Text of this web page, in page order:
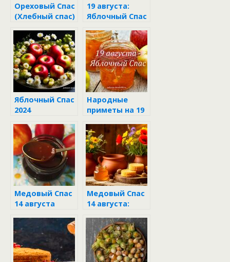
Ореховый Спас
(Хлебный спас)
19 августа:
Яблочный Спас
яблоки
становятся
волшебными!
Яблочный Спас
2024
Народные
приметы на 19
Яблочного
Спаса
Медовый Спас
14 августа
Медовый Спас
14 августа:
традиции и
обычаи